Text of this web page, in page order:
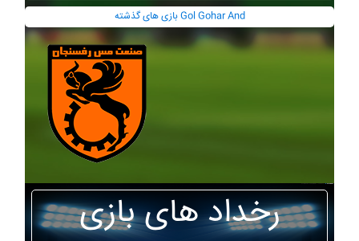
بازی های گذشته Gol Gohar And
رخداد های بازی